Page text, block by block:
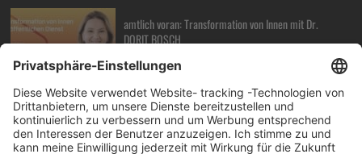
amtlich voran: Transformation von Innen mit Dr.
DORIT BOSCH
How can HR, AI, and Talent Intelligence drive real
business results, BOBBY BAJAJ?
17. Juli 2026